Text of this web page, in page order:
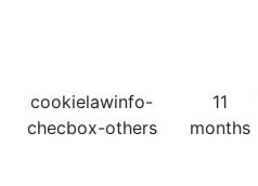
cookielawinfo-
checbox-others
11
months